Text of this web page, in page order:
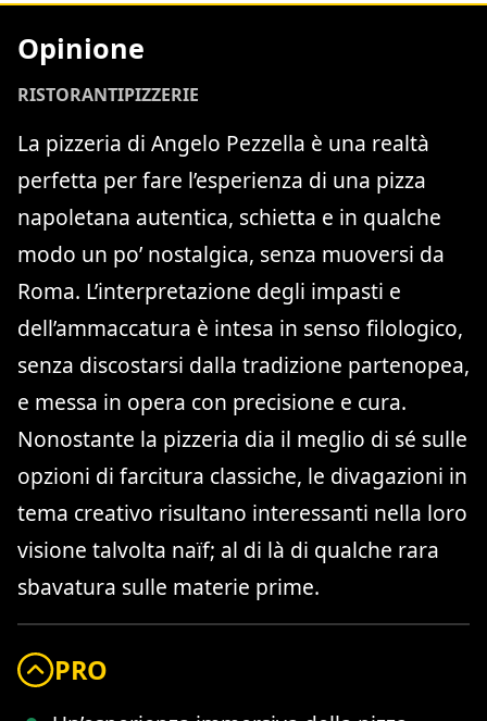
Opinione
RISTORANTIPIZZERIE
La pizzeria di Angelo Pezzella è una realtà
perfetta per fare l’esperienza di una pizza
napoletana autentica, schietta e in qualche
modo un po’ nostalgica, senza muoversi da
Roma. L’interpretazione degli impasti e
dell’ammaccatura è intesa in senso filologico,
senza discostarsi dalla tradizione partenopea,
e messa in opera con precisione e cura.
Nonostante la pizzeria dia il meglio di sé sulle
opzioni di farcitura classiche, le divagazioni in
tema creativo risultano interessanti nella loro
visione talvolta naïf; al di là di qualche rara
sbavatura sulle materie prime.
PRO